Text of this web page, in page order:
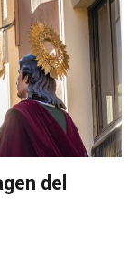
del